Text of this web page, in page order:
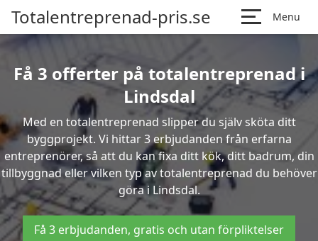
Totalentreprenad-pris.se Menu
Få 3 offerter på totalentreprenad i
Lindsdal
Med en totalentreprenad slipper du själv sköta ditt
byggprojekt. Vi hittar 3 erbjudanden från erfarna
entreprenörer, så att du kan fixa ditt kök, ditt badrum, din
tillbyggnad eller vilken typ av totalentreprenad du behöver
göra i Lindsdal.
Få 3 erbjudanden, gratis och utan förpliktelser